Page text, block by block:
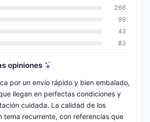
266
99
43
83
opiniones
por un envío rápido y bien embalado,
llegan en perfectas condiciones y
cuidada. La calidad de los
tema recurrente, con referencias que